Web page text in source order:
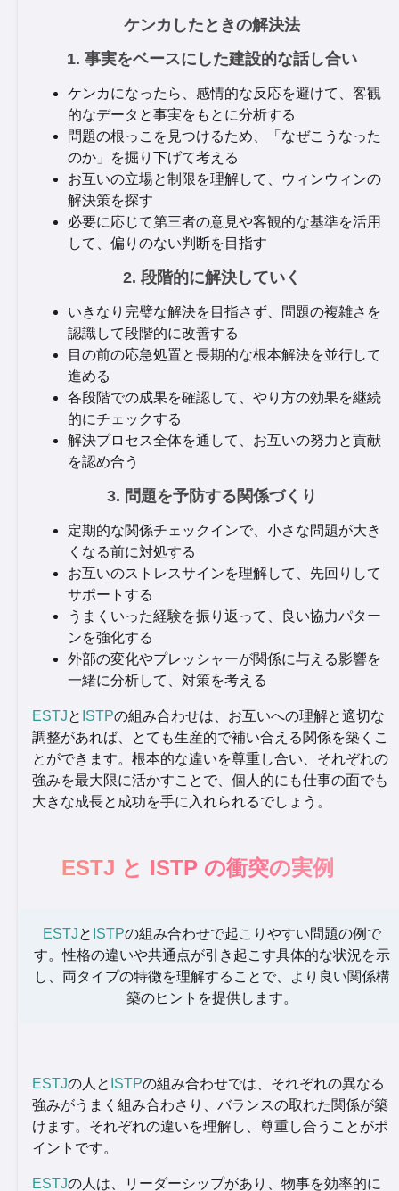
ケンカしたときの解決法
1. 事実をベースにした建設的な話し合い
ケンカになったら、感情的な反応を避けて、客観
的なデータと事実をもとに分析する
問題の根っこを見つけるため、「なぜこうなった
のか」を掘り下げて考える
お互いの立場と制限を理解して、ウィンウィンの
解決策を探す
必要に応じて第三者の意見や客観的な基準を活用
して、偏りのない判断を目指す
2. 段階的に解決していく
いきなり完璧な解決を目指さず、問題の複雑さを
認識して段階的に改善する
目の前の応急処置と長期的な根本解決を並行して
進める
各段階での成果を確認して、やり方の効果を継続
的にチェックする
解決プロセス全体を通して、お互いの努力と貢献
を認め合う
3. 問題を予防する関係づくり
定期的な関係チェックインで、小さな問題が大き
くなる前に対処する
お互いのストレスサインを理解して、先回りして
サポートする
うまくいった経験を振り返って、良い協力パター
ンを強化する
外部の変化やプレッシャーが関係に与える影響を
一緒に分析して、対策を考える
ESTJと ISTPの組み合わせは、お互いへの理解と適切な
調整があれば、とても生産的で補い合える関係を築くこ
とができます。根本的な違いを尊重し合い、それぞれの
強みを最大限に活かすことで、個人的にも仕事の面でも
大きな成長と成功を手に入れられるでしょう。
ESTJ と ISTP の衝突の実例
ESTJと ISTPの組み合わせで起こりやすい問題の例で
す。性格の違いや共通点が引き起こす具体的な状況を示
し、両タイプの特徴を理解することで、より良い関係構
築のヒントを提供します。
ESTJの人と ISTPの組み合わせでは、それぞれの異なる
強みがうまく組み合わさり、バランスの取れた関係が築
けます。それぞれの違いを理解し、尊重し合うことがポ
イントです。
ESTJの人は、リーダーシップがあり、物事を効率的に